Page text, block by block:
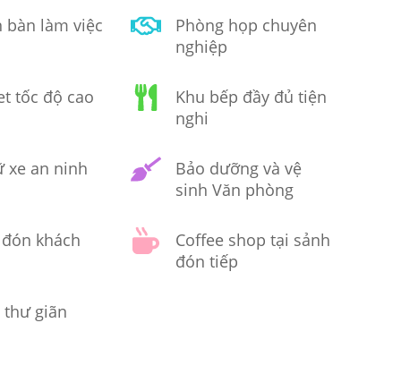
bàn làm việc
Phòng họp chuyên
nghiệp
tốc độ cao
Khu bếp đầy đủ tiện
nghi
xe an ninh
Bảo dưỡng và vệ
sinh Văn phòng
khách
Coffee shop tại sảnh
đón tiếp
thư giãn